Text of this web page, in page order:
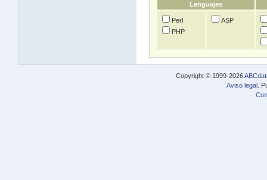
Lenguajes
Perl
PHP
ASP
Copyright © 1999-2026
Aviso legal .